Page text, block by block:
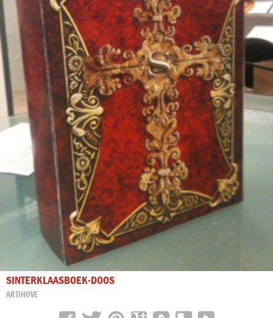
SINTERKLAASBOEK-DOOS
ARTIHOVE